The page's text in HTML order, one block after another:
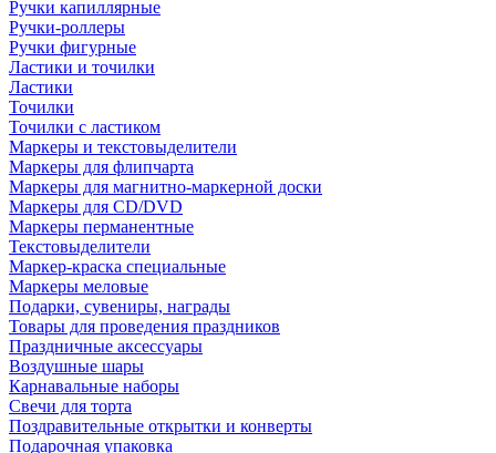
Ручки капиллярные
Ручки-роллеры
Ручки фигурные
Ластики и точилки
Ластики
Точилки
Точилки с ластиком
Маркеры и текстовыделители
Маркеры для флипчарта
Маркеры для магнитно-маркерной доски
Маркеры для CD/DVD
Маркеры перманентные
Текстовыделители
Маркер-краска специальные
Маркеры меловые
Подарки, сувениры, награды
Товары для проведения праздников
Праздничные аксессуары
Воздушные шары
Карнавальные наборы
Свечи для торта
Поздравительные открытки и конверты
Подарочная упаковка